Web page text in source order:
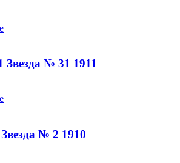
Звезда № 31 1911
Звезда № 2 1910